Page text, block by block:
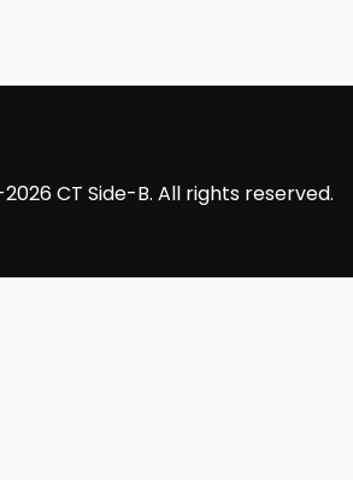
CT Side-B. All rights reserved.